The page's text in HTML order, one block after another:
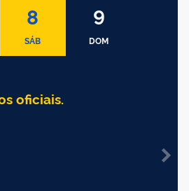
8
SÁB
9
DOM
oficiais.